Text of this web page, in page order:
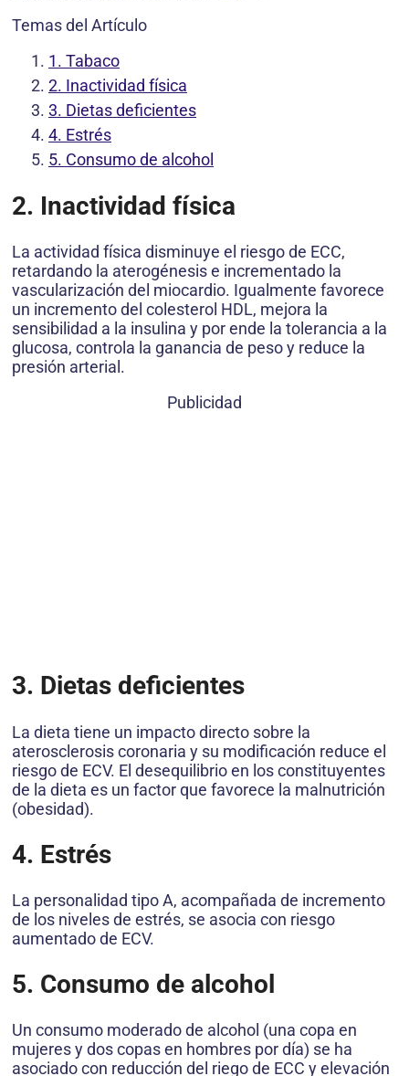
Temas del Artículo
1. Tabaco
2. Inactividad física
3. Dietas deficientes
4. Estrés
5. Consumo de alcohol
2. Inactividad física
La actividad física disminuye el riesgo de ECC,
retardando la aterogénesis e incrementado la
vascularización del miocardio. Igualmente favorece
un incremento del colesterol HDL, mejora la
sensibilidad a la insulina y por ende la tolerancia a la
glucosa, controla la ganancia de peso y reduce la
presión arterial.
Publicidad
3. Dietas deficientes
La dieta tiene un impacto directo sobre la
aterosclerosis coronaria y su modificación reduce el
riesgo de ECV. El desequilibrio en los constituyentes
de la dieta es un factor que favorece la malnutrición
(obesidad).
4. Estrés
La personalidad tipo A, acompañada de incremento
de los niveles de estrés, se asocia con riesgo
aumentado de ECV.
5. Consumo de alcohol
Un consumo moderado de alcohol (una copa en
mujeres y dos copas en hombres por día) se ha
asociado con reducción del riego de ECC y elevación